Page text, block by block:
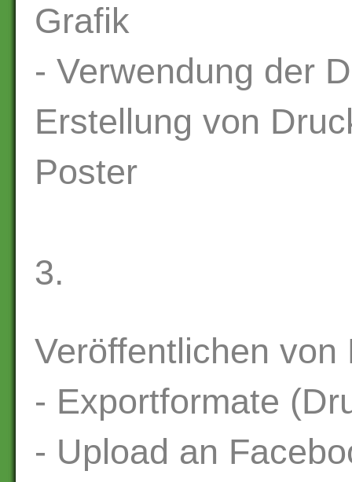
Grafik
- Verwendung der
Erstellung von
Poster
3.
Veröffentlichen
- Exportformate
- Upload an